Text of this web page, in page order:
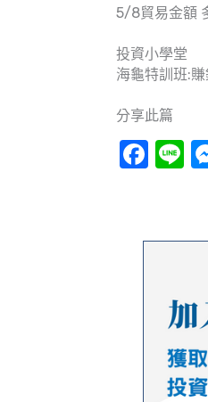
5/8貿易金額
投資小學堂
海龜特訓班:
分享此篇